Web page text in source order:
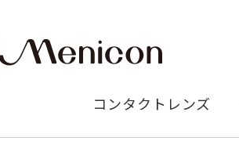
コンタクトレンズ